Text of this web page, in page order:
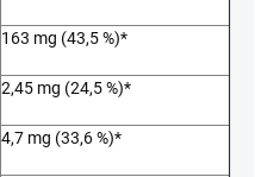
163 mg (43,5 %)*
2,45 mg (24,5 %)*
4,7 mg (33,6 %)*